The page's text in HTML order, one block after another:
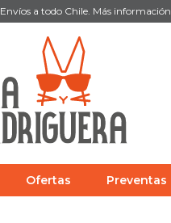
a todo Chile. Más información
Ofertas Preventas